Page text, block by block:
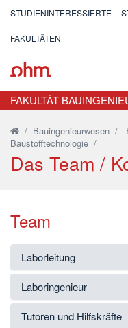
STUDIENINTERESSIERTE
FAKULTÄTEN
FAKULTÄT
/ Bauingenieurwesen /
Baustofftechnologie /
Das Team /
Team
Laborleitung
Laboringenieur
Tutoren und Hilfskräfte